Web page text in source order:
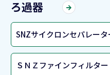
ろ過器
SNZサイクロンセパレー
ＳＮＺファインフィルタ